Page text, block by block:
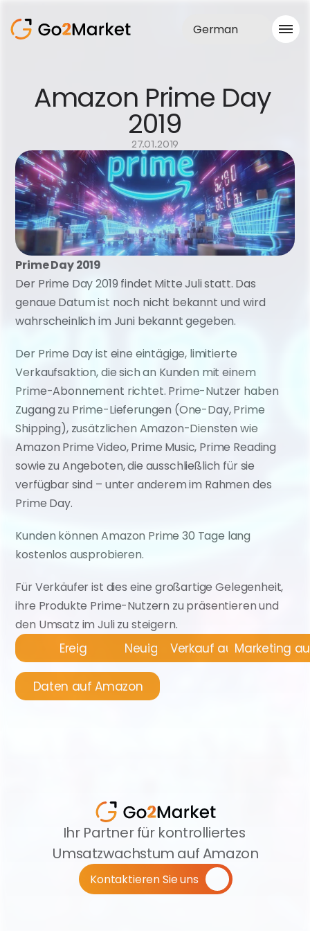
Vertrieb
Realisationen
Fallstudie
Blog
Über uns
Dienstleistungen
German
Amazon Prime Day
2019
27.01.2019
Prime Day 2019
Der Prime Day 2019 findet Mitte Juli statt. Das
genaue Datum ist noch nicht bekannt und wird
wahrscheinlich im Juni bekannt gegeben.
Der Prime Day ist eine eintägige, limitierte
Verkaufsaktion, die sich an Kunden mit einem
Prime-Abonnement richtet. Prime-Nutzer haben
Zugang zu Prime-Lieferungen (One-Day, Prime
Shipping), zusätzlichen Amazon-Diensten wie
Amazon Prime Video, Prime Music, Prime Reading
sowie zu Angeboten, die ausschließlich für sie
verfügbar sind – unter anderem im Rahmen des
Prime Day.
Kunden können Amazon Prime 30 Tage lang
kostenlos ausprobieren.
Für Verkäufer ist dies eine großartige Gelegenheit,
ihre Produkte Prime-Nutzern zu präsentieren und
den Umsatz im Juli zu steigern.
Ereignisse NeuigkeitenVerkauf auf Amazon
Marketing
Daten auf Amazon
Ihr Partner für kontrolliertes
Umsatzwachstum auf Amazon
Kontaktieren Sie uns